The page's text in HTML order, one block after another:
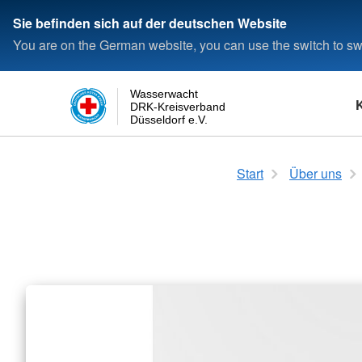
Sie befinden sich auf der deutschen Website
You are on the German website, you can use the switch to
Düsseldorf e.V.
DRK-Kreisverband
Wasserwacht
Rettungsfähigkeit
Die Wasserwacht
Start Über uns